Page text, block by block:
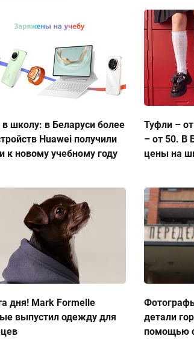
школу: в Беларуси более
Huawei получили
к новому учебному году
Туфли –
– от 50. В
цены на
дня! Mark Formelle
выпустил одежду для
детали
помощью